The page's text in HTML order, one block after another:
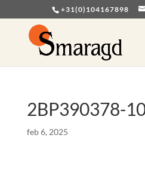
+31(0)104167898
2BP390378-
feb 6, 2025